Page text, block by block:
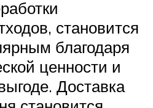
становится
благодаря
ценности и
Доставка